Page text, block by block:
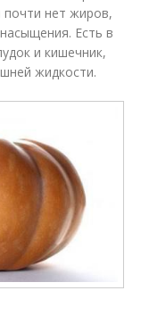
почти нет жиров,
Есть в
и кишечник,
жидкости.